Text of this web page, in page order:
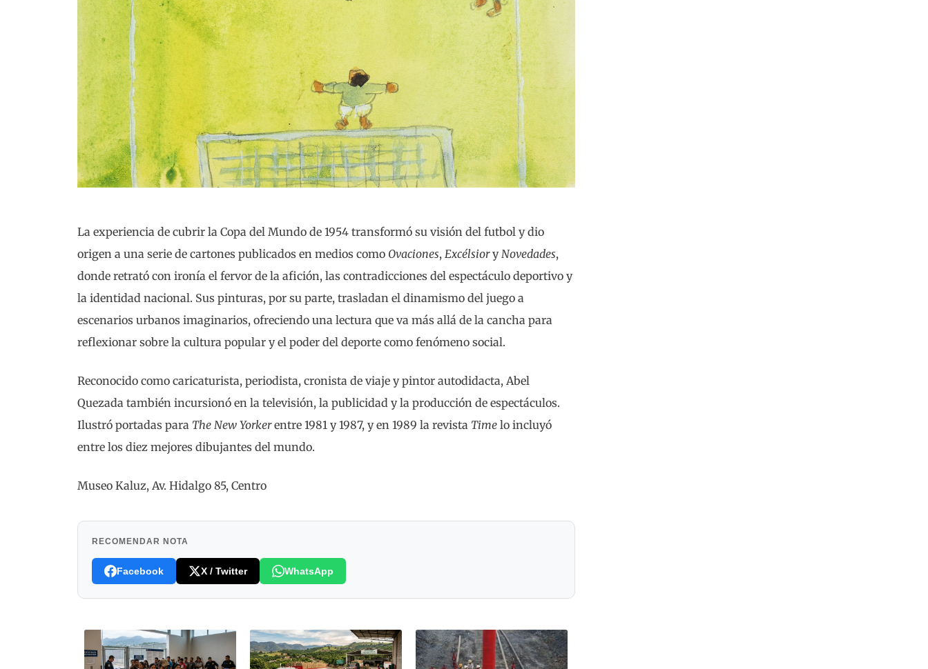
La experiencia de cubrir la Copa del Mundo de 1954 transformó su visión del futbol y dio
origen a una serie de cartones publicados en medios como Ovaciones, Excélsiory Novedades,
donde retrató con ironía el fervor de la afición, las contradicciones del espectáculo deportivo y
la identidad nacional. Sus pinturas, por su parte, trasladan el dinamismo del juego a
escenarios urbanos imaginarios, ofreciendo una lectura que va más allá de la cancha para
reflexionar sobre la cultura popular y el poder del deporte como fenómeno social.
Reconocido como caricaturista, periodista, cronista de viaje y pintor autodidacta, Abel
Quezada también incursionó en la televisión, la publicidad y la producción de espectáculos.
Ilustró portadas para The New Yorkerentre 1981 y 1987, y en 1989 la revista Time lo incluyó
entre los diez mejores dibujantes del mundo.
Museo Kaluz, Av. Hidalgo 85, Centro
RECOMENDAR NOTA
Facebook X / Twitter WhatsApp